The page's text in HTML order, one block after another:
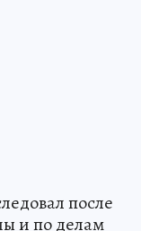
после
и по делам